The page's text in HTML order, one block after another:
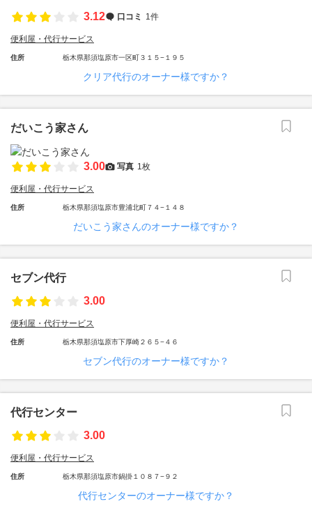
3.12
口コミ 1件
便利屋・代行サービス
住所 栃木県那須塩原市一区町３１５−１９５
クリア代行のオーナー様ですか？
だいこう家さん
3.00 写真 1枚
便利屋・代行サービス
住所 栃木県那須塩原市豊浦北町７４−１４８
だいこう家さんのオーナー様ですか？
セブン代行
3.00
便利屋・代行サービス
住所 栃木県那須塩原市下厚崎２６５−４６
セブン代行のオーナー様ですか？
代行センター
3.00
便利屋・代行サービス
住所 栃木県那須塩原市鍋掛１０８７−９２
代行センターのオーナー様ですか？